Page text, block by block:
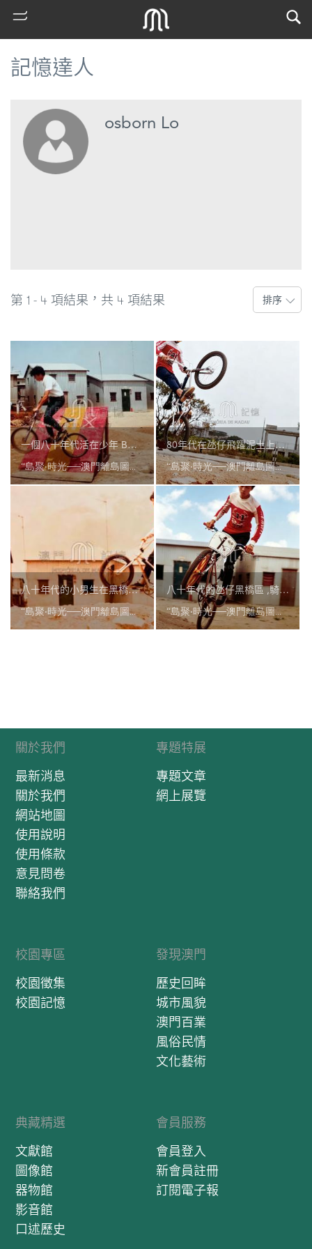
古
地
閣
寺
廟
巴
士
街
市
記憶達人
osborn Lo
第 1 - 4 項結果，共 4 項結果 排序
一個八十年代活在少年 BMX 飛躍的小男生.
“島聚‧時光──澳門離島圖片徵集”
80年代在氹仔飛躍泥土上的小男生.
“島聚‧時光──澳門離島圖片徵集”
八十年代的小男生在黑橋區的飛躍.
“島聚‧時光──澳門離島圖片徵集”
八十年代的氹仔黑橋區 ,騎著BMX的小男生，風一樣飛躍街巷。
“島聚‧時光──澳門離島圖片徵集”
關於我們
最新消息
關於我們
網站地圖
使用說明
使用條款
意見問卷
聯絡我們
專題特展
專題文章
網上展覽
校園專區
校園徵集
校園記憶
發現澳門
歷史回眸
城市風貌
澳門百業
風俗民情
文化藝術
典藏精選
文獻館
圖像館
器物館
影音館
口述歷史
會員服務
會員登入
新會員註冊
訂閱電子報